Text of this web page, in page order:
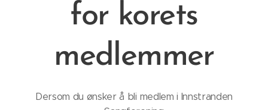
for korets
medlemmer
Dersom du ønsker å bli medlem i Innstranden